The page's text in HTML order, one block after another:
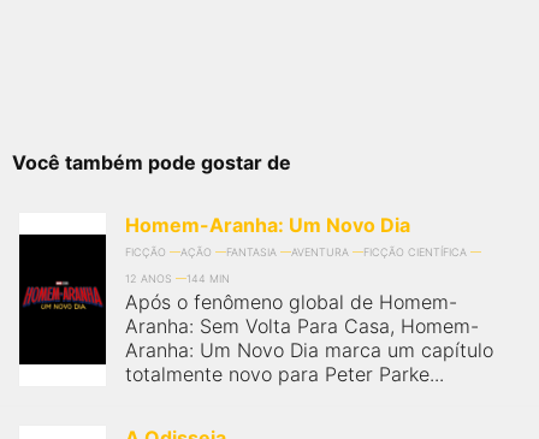
Você também pode gostar de
Homem-Aranha: Um Novo Dia
FICÇÃO AÇÃO FANTASIA AVENTURA
FICÇÃO CIENTÍFICA
12 ANOS
144 MIN
Após o fenômeno global de Homem-
Aranha: Sem Volta Para Casa, Homem-
Aranha: Um Novo Dia marca um capítulo
totalmente novo para Peter Parke...